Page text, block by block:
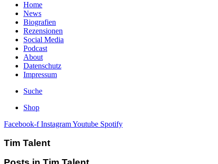
Home
News
Biografien
Rezensionen
Social Media
Podcast
About
Datenschutz
Impressum
Suche
Shop
Facebook-f InstagramYoutube Spotify
Tim Talent